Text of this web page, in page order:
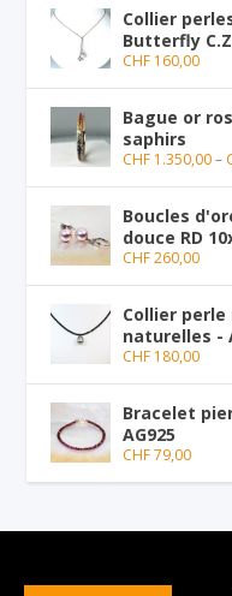
Collier
Butterfly
CHF 160,00
Bague or
saphirs
CHF 1.350,00–
Boucles
douce RD
CHF260,00
Collier
naturelles -
CHF 180,00
Bracelet
AG925
CHF79,00